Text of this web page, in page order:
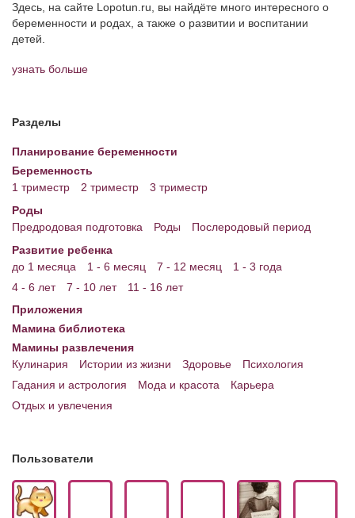
Здесь, на сайте Lopotun.ru, вы найдёте много интересного о
беременности и родах, а также о развитии и воспитании
детей.
узнать больше
Разделы
Планирование беременности
Беременность
1 триместр
2 триместр
3 триместр
Роды
Предродовая подготовка
Роды
Послеродовый период
Развитие ребенка
до 1 месяца
1 - 6 месяц 7 - 12 месяц
1 - 3 года
4 - 6 лет
7 - 10 лет
11 - 16 лет
Приложения
Мамина библиотека
Мамины развлечения
Кулинария
Истории из жизни Здоровье
Психология
Гадания и астрология
Мода и красота
Карьера
Отдых и увлечения
Пользователи